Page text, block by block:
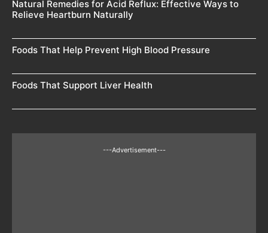
Natural Remedies for Acid Reflux: Effective Ways to
Relieve Heartburn Naturally
Foods That Help Prevent High Blood Pressure
Foods That Support Liver Health
---Advertisement---